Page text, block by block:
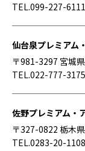
TEL.099-227-6111
仙台泉プレミアム
〒981-3297 宮城
TEL.022-777-3175
佐野プレミアム・
〒327-0822 栃木
TEL.0283-20-1108